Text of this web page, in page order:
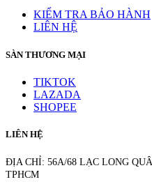
KIỂM TRA BẢO HÀNH
LIÊN HỆ
SÀN THƯƠNG MẠI
TIKTOK
LAZADA
SHOPEE
LIÊN HỆ
ĐỊA CHỈ: 56A/68 LẠC LONG
TPHCM